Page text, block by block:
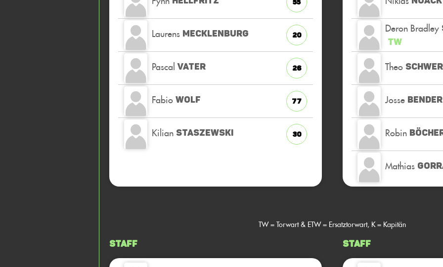
55
Laurens MECKLENBURG 20
Pascal VATER 26
Fabio WOLF 77
Kilian STASZEWSKI 30
Deron Bradley
TW
Theo
Josse BENDER
Robin
Mathias
TW = Torwart & ETW = Ersatztorwart, K = Kapitän
Staff Staff